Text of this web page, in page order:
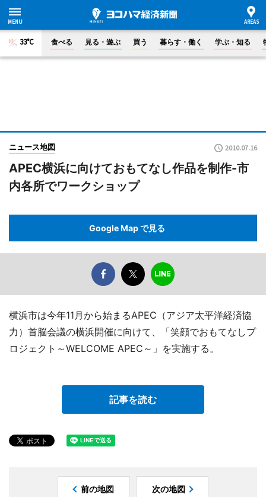
33°C 食べる 見る・遊ぶ 買う 暮らす・働く 学ぶ・知る
ニュース地図 2010.07.16
APEC横浜に向けておもてなし作品を制作-市
内各所でワークショップ
Google Map で見る
横浜市は今年11月から始まるAPEC（アジア太平洋経済協
力）首脳会議の横浜開催に向けて、「笑顔でおもてなしプ
ロジェクト～WELCOME APEC～」を実施する。
記事を読む
前の地図 次の地図